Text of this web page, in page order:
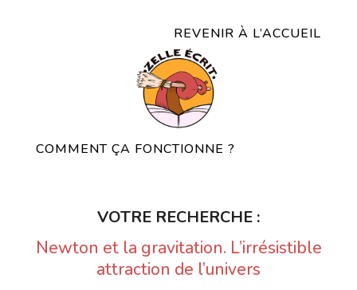
REVENIR À L’ACCUEIL
COMMENT ÇA FONCTIONNE ?
VOTRE RECHERCHE :
Newton et la gravitation. L’irrésistible
attraction de l’univers